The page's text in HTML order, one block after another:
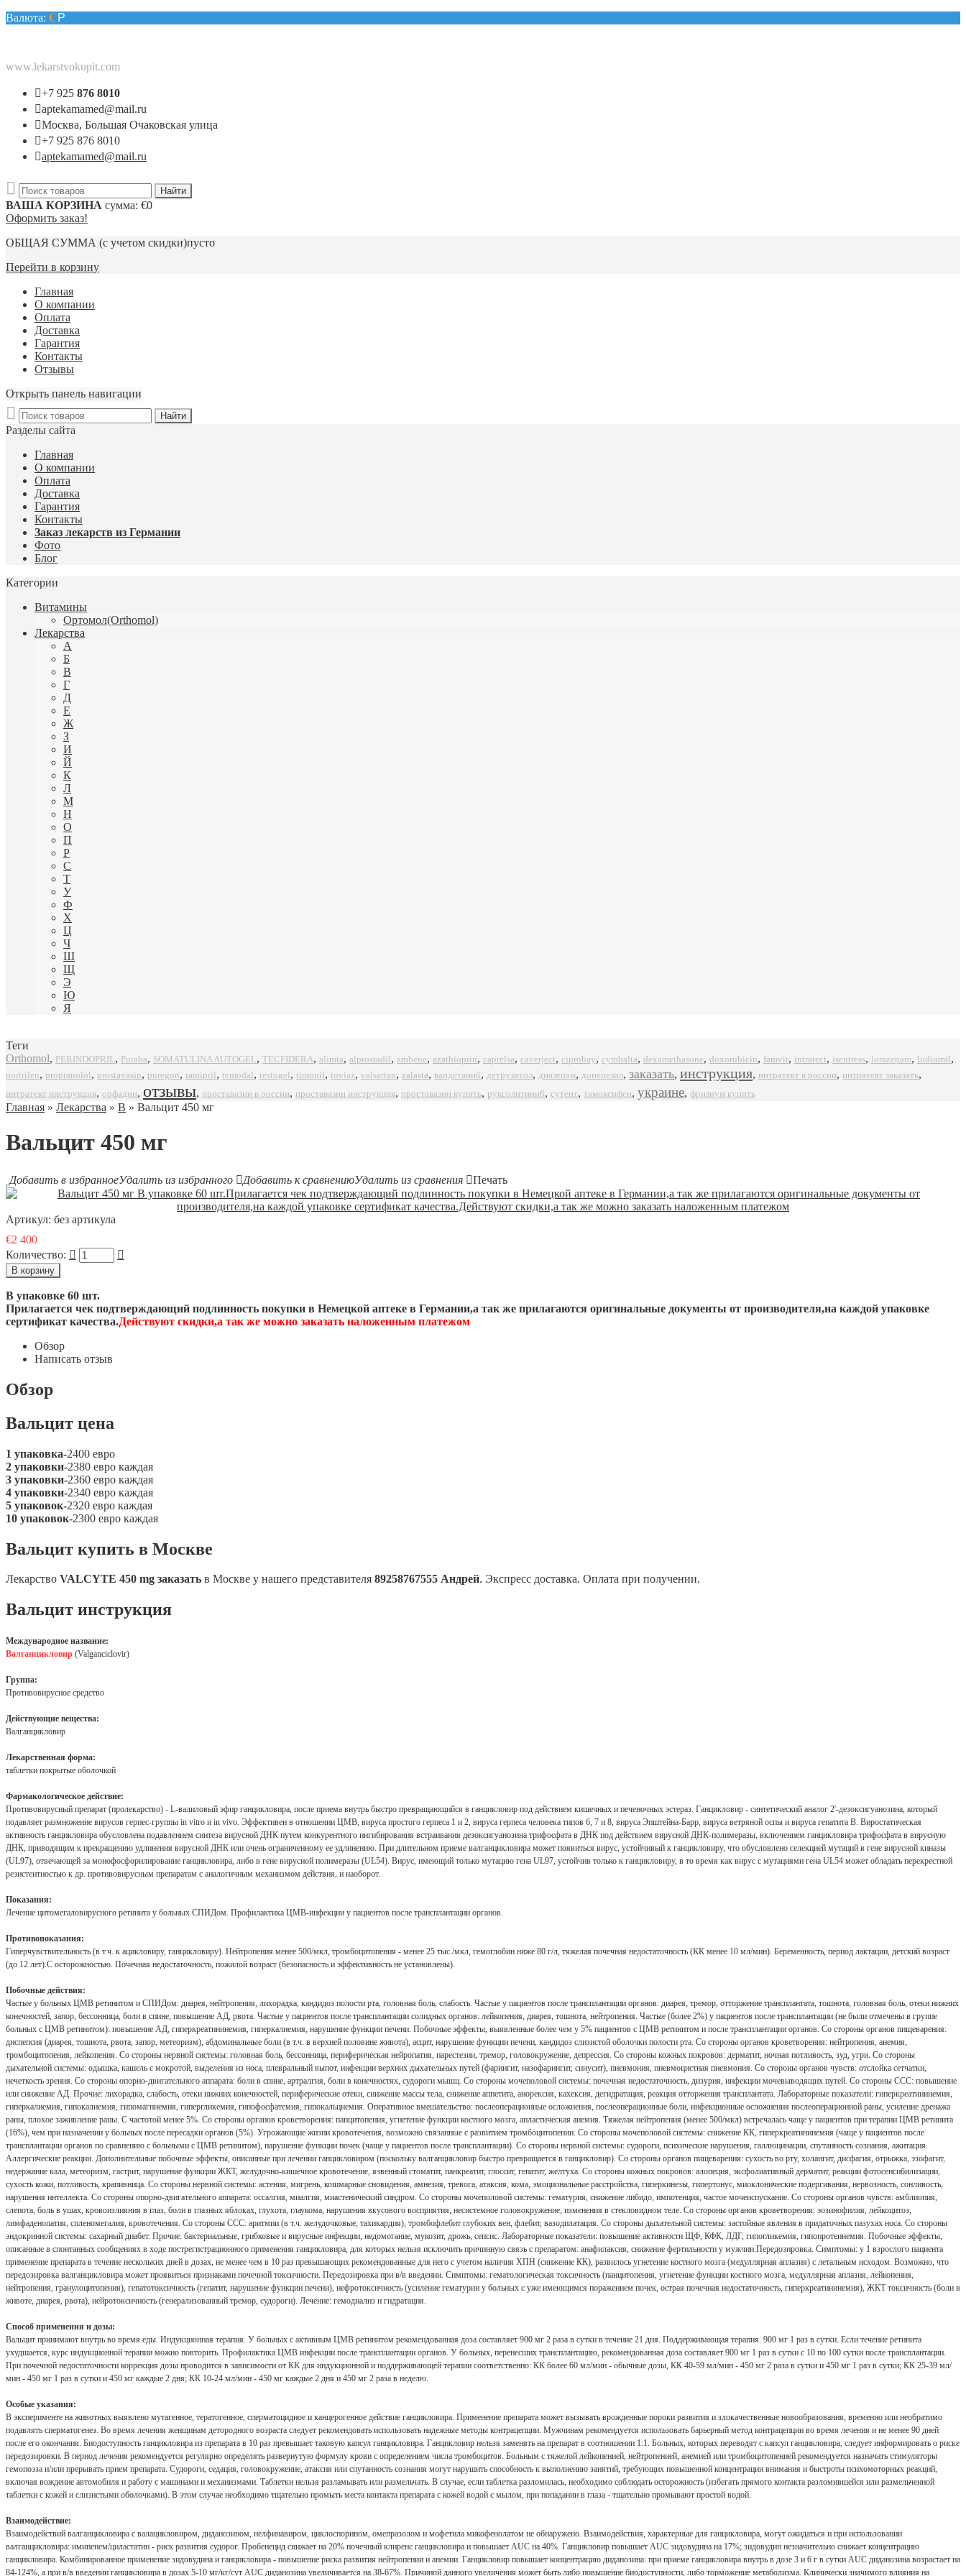
Валюта: € Р
www.lekarstvokupit.com
+7 925 876 8010
aptekamamed@mail.ru
Москва, Большая Очаковская улица
+7 925 876 8010
aptekamamed@mail.ru
ВАША КОРЗИНА сумма: €0
Оформить заказ!
ОБЩАЯ СУММА (с учетом скидки)пусто
Перейти в корзину
Главная
О компании
Оплата
Доставка
Гарантия
Контакты
Отзывы
Открыть панель навигации
Разделы сайта
Главная
О компании
Оплата
Доставка
Гарантия
Контакты
Заказ лекарств из Германии
Фото
Блог
Категории
Витамины
Ортомол(Orthomol)
Лекарства
А
Б
В
Г
Д
Е
Ж
З
И
Й
К
Л
М
Н
О
П
Р
С
Т
У
Ф
Х
Ц
Ч
Ш
Щ
Э
Ю
Я
Теги
Orthomol, PERINDOPRIL, Potaba, SOMATULINA AUTOGEL, TECFIDERA, alimta, alprostadil, ambene, azathioprin, caprelsa, caverject, ciprobay, cymbalta, dexamethasone, doxorubicin, famvir, intratect, isentress, lorazepam, ludiomil,
nortrilen, propranolol, prostavasin, puregon, ramipril, temodal , testogel , timonil, toviaz, valsartan, zalasta, вандетаниб, детрузитол, диазепам, донепезил, заказать, инструкция, интратект в россии, интратект заказать,
интратект инструкция, орфадин, отзывы, проставазин в россии, проставазин инструкция, проставазин купить, руксолитиниб, сутент, тамоксифен, украине, фризиум купить
Главная » Лекарства » В » Вальцит 450 мг
Вальцит 450 мг
Добавить в избранноеУдалить из избранного Добавить к сравнениюУдалить из сравнения Печать
Артикул: без артикула
€2 400
Количество:
В упаковке 60 шт.
Прилагается чек подтверждающий подлинность покупки в Немецкой аптеке в Германии,а так же прилагаются оригинальные документы от производителя,на каждой упаковке
сертификат качества.Действуют скидки,а так же можно заказать наложенным платежом
Обзор
Написать отзыв
Обзор
Вальцит цена
1 упаковка-2400 евро
2 упаковки-2380 евро каждая
3 упаковки-2360 евро каждая
4 упаковки-2340 евро каждая
5 упаковок-2320 евро каждая
10 упаковок-2300 евро каждая
Вальцит купить в Москве
Лекарство VALCYTE 450 mg заказать в Москве у нашего представителя 89258767555 Андрей. Экспресс доставка. Оплата при получении.
Вальцит инструкция
Международное название:
Валганцикловир (Valganciclovir)
Группа:
Противовирусное средство
Действующие вещества:
Валганцикловир
Лекарственная форма:
таблетки покрытые оболочкой
Фармакологическое действие:
Противовирусный препарат (пролекарство) - L-валиловый эфир ганцикловира, после приема внутрь быстро превращающийся в ганцикловир под действием кишечных и печеночных эстераз. Ганцикловир - синтетический аналог 2'-дезоксигуанозина, который
подавляет размножение вирусов герпес-группы in vitro и in vivo. Эффективен в отношении ЦМВ, вируса простого герпеса 1 и 2, вируса герпеса человека типов 6, 7 и 8, вируса Эпштейна-Барр, вируса ветряной оспы и вируса гепатита В. Виростатическая
активность ганцикловира обусловлена подавлением синтеза вирусной ДНК путем конкурентного ингибирования встраивания дезоксигуанозина трифосфата в ДНК под действием вирусной ДНК-полимеразы, включением ганцикловира трифосфата в вирусную
ДНК, приводящим к прекращению удлинения вирусной ДНК или очень ограниченному ее удлинению. При длительном приеме валганцикловира может появиться вирус, устойчивый к ганцикловиру, что обусловлено селекцией мутаций в гене вирусной киназы
(UL97), отвечающей за монофосфорилирование ганцикловира, либо в гене вирусной полимеразы (UL54). Вирус, имеющий только мутацию гена UL97, устойчив только к ганцикловиру, в то время как вирус с мутациями гена UL54 может обладать перекрестной
резистентностью к др. противовирусным препаратам с аналогичным механизмом действия, и наоборот.
Показания:
Лечение цитомегаловирусного ретинита у больных СПИДом. Профилактика ЦМВ-инфекции у пациентов после трансплантации органов.
Противопоказания:
Гиперчувствительность (в т.ч. к ацикловиру, ганцикловиру). Нейтропения менее 500/мкл, тромбоцитопения - менее 25 тыс./мкл, гемоглобин ниже 80 г/л, тяжелая почечная недостаточность (КК менее 10 мл/мин). Беременность, период лактации, детский возраст
(до 12 лет).C осторожностью. Почечная недостаточность, пожилой возраст (безопасность и эффективность не установлены).
Побочные действия:
Частые у больных ЦМВ ретинитом и СПИДом: диарея, нейтропения, лихорадка, кандидоз полости рта, головная боль, слабость. Частые у пациентов после трансплантации органов: диарея, тремор, отторжение трансплантата, тошнота, головная боль, отеки нижних
конечностей, запор, бессонница, боли в спине, повышение АД, рвота. Частые у пациентов после трансплантации солидных органов: лейкопения, диарея, тошнота, нейтропения. Частые (более 2%) у пациентов после трансплантации (не были отмечены в группе
больных с ЦМВ ретинитом): повышение АД, гиперкреатининемия, гиперкалиемия, нарушение функции печени. Побочные эффекты, выявленные более чем у 5% пациентов с ЦМВ ретинитом и после трансплантации органов. Со стороны органов пищеварения:
диспепсия (диарея, тошнота, рвота, запор, метеоризм), абдоминальные боли (в т.ч. в верхней половине живота), асцит, нарушение функции печени, кандидоз слизистой оболочки полости рта. Со стороны органов кроветворения: нейтропения, анемия,
тромбоцитопения, лейкопения. Со стороны нервной системы: головная боль, бессонница, периферическая нейропатия, парестезии, тремор, головокружение, депрессия. Со стороны кожных покровов: дерматит, ночная потливость, зуд, угри. Со стороны
дыхательной системы: одышка, кашель с мокротой, выделения из носа, плевральный выпот, инфекции верхних дыхательных путей (фарингит, назофарингит, синусит), пневмония, пневмоцистная пневмония. Со стороны органов чувств: отслойка сетчатки,
нечеткость зрения. Со стороны опорно-двигательного аппарата: боли в спине, артралгия, боли в конечностях, судороги мышц. Со стороны мочеполовой системы: почечная недостаточность, дизурия, инфекции мочевыводящих путей. Со стороны ССС: повышение
или снижение АД. Прочие: лихорадка, слабость, отеки нижних конечностей, периферические отеки, снижение массы тела, снижение аппетита, анорексия, кахексия, дегидратация, реакция отторжения трансплантата. Лабораторные показатели: гиперкреатининемия,
гиперкалиемия, гипокалиемия, гипомагниемия, гипергликемия, гипофосфатемия, гипокальциемия. Оперативное вмешательство: послеоперационные осложнения, послеоперационные боли, инфекционные осложнения послеоперационной раны, усиление дренажа
раны, плохое заживление раны. С частотой менее 5%. Со стороны органов кроветворения: панцитопения, угнетение функции костного мозга, апластическая анемия. Тяжелая нейтропения (менее 500/мкл) встречалась чаще у пациентов при терапии ЦМВ ретинита
(16%), чем при назначении у больных после пересадки органов (5%). Угрожающие жизни кровотечения, возможно связанные с развитием тромбоцитопении. Со стороны мочеполовой системы: снижение КК, гиперкреатининемия (чаще у пациентов после
трансплантации органов по сравнению с больными с ЦМВ ретинитом), нарушение функции почек (чаще у пациентов после трансплантации). Со стороны нервной системы: судороги, психические нарушения, галлюцинации, спутанность сознания, ажитация.
Аллергические реакции. Дополнительные побочные эффекты, описанные при лечении ганцикловиром (поскольку валганцикловир быстро превращается в ганцикловир). Со стороны органов пищеварения: сухость во рту, холангит, дисфагия, отрыжка, эзофагит,
недержание кала, метеоризм, гастрит, нарушение функции ЖКТ, желудочно-кишечное кровотечение, язвенный стоматит, панкреатит, глоссит, гепатит, желтуха. Со стороны кожных покровов: алопеция, эксфолиативный дерматит, реакции фотосенсибилизации,
сухость кожи, потливость, крапивница. Со стороны нервной системы: астения, мигрень, кошмарные сновидения, амнезия, тревога, атаксия, кома, эмоциональные расстройства, гиперкинезы, гипертонус, миоклонические подергивания, нервозность, сонливость,
нарушения интеллекта. Со стороны опорно-двигательного аппарата: оссалгия, миалгия, миастенический синдром. Со стороны мочеполовой системы: гематурия, снижение либидо, импотенция, частое мочеиспускание. Со стороны органов чувств: амблиопия,
слепота, боль в ушах, кровоизлияния в глаз, боли в глазных яблоках, глухота, глаукома, нарушения вкусового восприятия, несистемное головокружение, изменения в стекловидном теле. Со стороны органов кроветворения: эозинофилия, лейкоцитоз,
лимфаденопатия, спленомегалия, кровотечения. Со стороны ССС: аритмии (в т.ч. желудочковые, тахикардия), тромбофлебит глубоких вен, флебит, вазодилатация. Со стороны дыхательной системы: застойные явления в придаточных пазухах носа. Со стороны
эндокринной системы: сахарный диабет. Прочие: бактериальные, грибковые и вирусные инфекции, недомогание, мукозит, дрожь, сепсис. Лабораторные показатели: повышение активности ЩФ, КФК, ЛДГ, гипогликемия, гипопротеинемия. Побочные эффекты,
описанные в спонтанных сообщениях в ходе пострегистрационного применения ганцикловира, для которых нельзя исключить причинную связь с препаратом: анафилаксия, снижение фертильности у мужчин.Передозировка. Симптомы: у 1 взрослого пациента
применение препарата в течение нескольких дней в дозах, не менее чем в 10 раз превышающих рекомендованные для него с учетом наличия ХПН (снижение КК), развилось угнетение костного мозга (медуллярная аплазия) с летальным исходом. Возможно, что
передозировка валганцикловира может проявиться признаками почечной токсичности. Передозировка при в/в введении. Симптомы: гематологическая токсичность (панцитопения, угнетение функции костного мозга, медуллярная аплазия, лейкопения,
нейтропения, гранулоцитопения), гепатотоксичность (гепатит, нарушение функции печени), нефротоксичность (усиление гематурии у больных с уже имеющимся поражением почек, острая почечная недостаточность, гиперкреатининемия), ЖКТ токсичность (боли в
животе, диарея, рвота), нейротоксичность (генерализованный тремор, судороги). Лечение: гемодиализ и гидратация.
Способ применения и дозы:
Вальцит принимают внутрь во время еды. Индукционная терапия. У больных с активным ЦМВ ретинитом рекомендованная доза составляет 900 мг 2 раза в сутки в течение 21 дня. Поддерживающая терапия. 900 мг 1 раз в сутки. Если течение ретинита
ухудшается, курс индукционной терапии можно повторить. Профилактика ЦМВ инфекции после трансплантации органов. У больных, перенесших трансплантацию, рекомендованная доза составляет 900 мг 1 раз в сутки с 10 по 100 сутки после трансплантации.
При почечной недостаточности коррекция дозы проводится в зависимости от КК для индукционной и поддерживающей терапии соответственно: КК более 60 мл/мин - обычные дозы, КК 40-59 мл/мин - 450 мг 2 раза в сутки и 450 мг 1 раз в сутки; КК 25-39 мл/
мин - 450 мг 1 раз в сутки и 450 мг каждые 2 дня; КК 10-24 мл/мин - 450 мг каждые 2 дня и 450 мг 2 раза в неделю.
Особые указания:
В эксперименте на животных выявлено мутагенное, тератогенное, сперматоцидное и канцерогенное действие ганцикловира. Применение препарата может вызывать врожденные пороки развития и злокачественные новообразования, временно или необратимо
подавлять сперматогенез. Во время лечения женщинам детородного возраста следует рекомендовать использовать надежные методы контрацепции. Мужчинам рекомендуется использовать барьерный метод контрацепции во время лечения и не менее 90 дней
после его окончания. Биодоступность ганцикловира из препарата в 10 раз превышает таковую капсул ганцикловира. Ганцикловир нельзя заменять на препарат в соотношении 1:1. Больных, которых переводят с капсул ганцикловира, следует информировать о риске
передозировки. В период лечения рекомендуется регулярно определять развернутую формулу крови с определением числа тромбоцитов. Больным с тяжелой лейкопенией, нейтропенией, анемией или тромбоцитопенией рекомендуется назначать стимуляторы
гемопоэза и/или прерывать прием препарата. Судороги, седация, головокружение, атаксия или спутанность сознания могут нарушить способность к выполнению занятий, требующих повышенной концентрации внимания и быстроты психомоторных реакций,
включая вождение автомобиля и работу с машинами и механизмами. Таблетки нельзя разламывать или размельчать. В случае, если таблетка разломилась, необходимо соблюдать осторожность (избегать прямого контакта разломившейся или размельченной
таблетки с кожей и слизистыми оболочками). В этом случае необходимо тщательно промыть места контакта препарата с кожей водой с мылом, при попадании в глаза - тщательно промывают простой водой.
Взаимодействие:
Взаимодействий валганцикловира с валацикловиром, диданозином, нелфинавиром, циклоспорином, омепразолом и мофетила микофенолатом не обнаружено. Взаимодействия, характерные для ганцикловира, могут ожидаться и при использовании
валганцикловира: имипенем/циластатин - риск развития судорог. Пробенецид снижает на 20% почечный клиренс ганцикловира и повышает AUC на 40%. Ганцикловир повышает AUC зидовудина на 17%; зидовудин незначительно снижает концентрацию
ганцикловира. Комбинированное применение зидовудина и ганцикловира - повышение риска развития нейтропении и анемии. Ганцикловир повышает концентрацию диданозина: при приеме ганцикловира внутрь в дозе 3 и 6 г в сутки AUC диданозина возрастает на
84-124%, а при в/в введении ганцикловира в дозах 5-10 мг/кг/сут AUC диданозина увеличивается на 38-67%. Причиной данного увеличения может быть либо повышение биодоступности, либо торможение метаболизма. Клинически значимого влияния на